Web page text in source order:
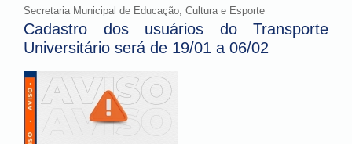
Secretaria Municipal de Educação, Cultura e Esporte
Cadastro dos usuários do Transporte
Universitário será de 19/01 a 06/02